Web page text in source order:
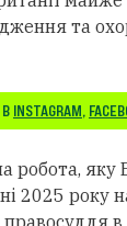
та
INSTAGRAM,
яку
2025 року
правосуддя